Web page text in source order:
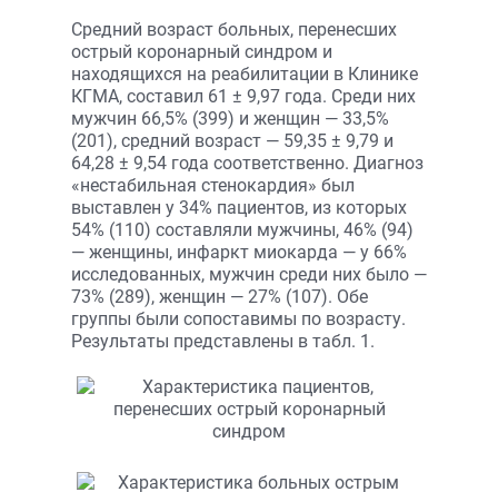
Средний возраст больных, перенесших
острый коронарный синдром и
находящихся на реабилитации в Клинике
КГМА, составил 61 ± 9,97 года. Среди них
мужчин 66,5% (399) и женщин — 33,5%
(201), средний возраст — 59,35 ± 9,79 и
64,28 ± 9,54 года соответственно. Диагноз
«нестабильная стенокардия» был
выставлен у 34% пациентов, из которых
54% (110) составляли мужчины, 46% (94)
— женщины, инфаркт миокарда — у 66%
исследованных, мужчин среди них было —
73% (289), женщин — 27% (107). Обе
группы были сопоставимы по возрасту.
Результаты представлены в табл. 1.